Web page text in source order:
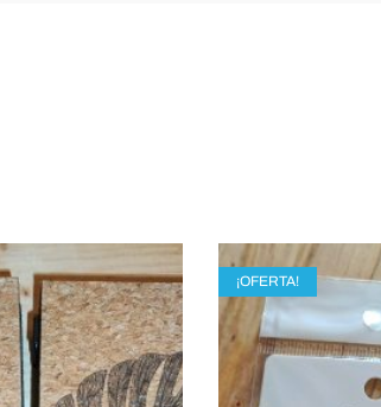
¡OFERTA!